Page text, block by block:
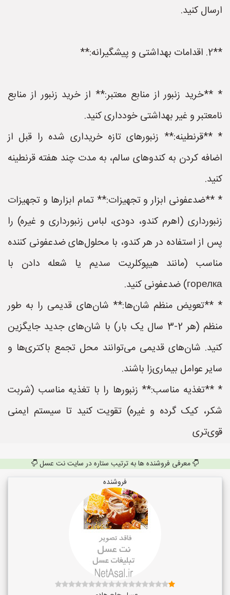
ارسال کنید.
**2. اقدامات بهداشتی و پیشگیرانه:**
* **خرید زنبور از منابع معتبر:** از خرید زنبور از منابع
نامعتبر و غیر بهداشتی خودداری کنید.
* **قرنطینه:** زنبورهای تازه خریداری شده را قبل از
اضافه کردن به کندوهای سالم، به مدت چند هفته قرنطینه
کنید.
* **ضدعفونی ابزار و تجهیزات:** تمام ابزارها و تجهیزات
زنبورداری (اهرم کندو، دودی، لباس زنبورداری و غیره) را
پس از استفاده در هر کندو، با محلول‌های ضدعفونی کننده
مناسب (مانند هیپوکلریت سدیم یا شعله دادن با
горелка) ضدعفونی کنید.
* **تعویض منظم شان‌ها:** شان‌های قدیمی را به طور
منظم (هر 2-3 سال یک بار) با شان‌های جدید جایگزین
کنید. شان‌های قدیمی می‌توانند محل تجمع باکتری‌ها و
سایر عوامل بیماری‌زا باشند.
* **تغذیه مناسب:** زنبورها را با تغذیه مناسب (شربت
شکر، کیک گرده و غیره) تقویت کنید تا سیستم ایمنی
قوی‌تری
معرفی فروشنده ها به ترتیب ستاره در سایت نت عسل
فروشنده